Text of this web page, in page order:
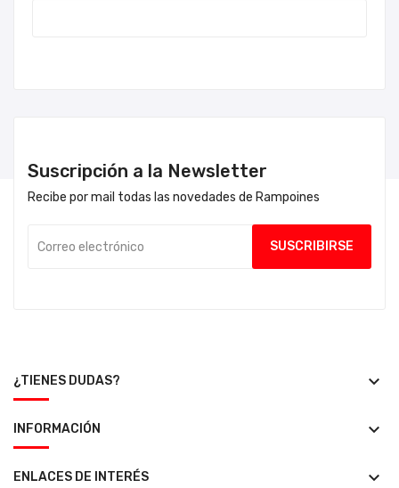
Suscripción a la Newsletter
Recibe por mail todas las novedades de Rampoines
¿TIENES DUDAS? keyboard_arrow_down
INFORMACIÓN keyboard_arrow_down
ENLACES DE INTERÉS keyboard_arrow_down